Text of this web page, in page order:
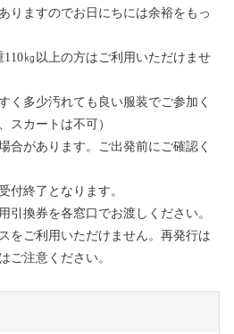
りますのでお日にちには余裕をもっ
110㎏以上の方はご利用いただけませ
く多少汚れても良い服装でご参加く
スカートは不可）
合があります。ご出発前にご確認く
付終了となります。
引換券を各窓口でお渡しください。
をご利用いただけません。再発行は
ご注意ください。